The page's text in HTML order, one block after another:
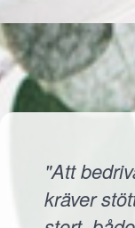
"Att
kräver